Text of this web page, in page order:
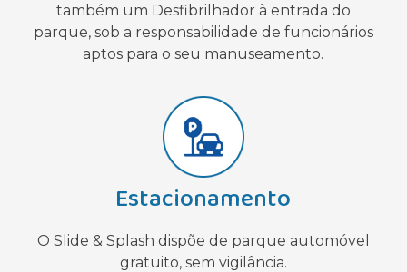
também um Desfibrilhador à entrada do
parque, sob a responsabilidade de funcionários
aptos para o seu manuseamento.
Estacionamento
O Slide & Splash dispõe de parque automóvel
gratuito, sem vigilância.